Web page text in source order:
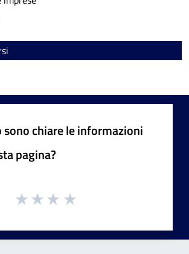
sono chiare le informazioni
pagina?